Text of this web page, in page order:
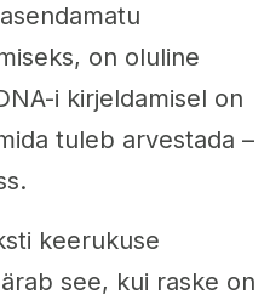
on oluline
i kirjeldamisel on
tuleb arvestada –
keerukuse
see, kui raske on